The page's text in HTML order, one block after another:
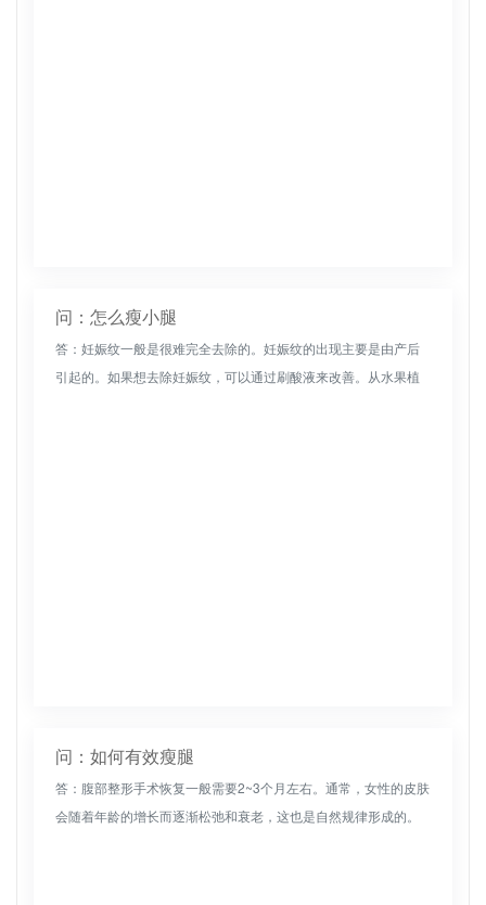
问：怎么瘦小腿
答：妊娠纹一般是很难完全去除的。妊娠纹的出现主要是由产后
引起的。如果想去除妊娠纹，可以通过刷酸液来改善。从水果植
问：如何有效瘦腿
答：腹部整形手术恢复一般需要2~3个月左右。通常，女性的皮肤
会随着年龄的增长而逐渐松弛和衰老，这也是自然规律形成的。